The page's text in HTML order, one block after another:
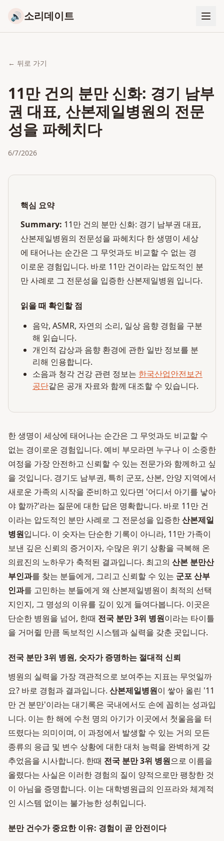
🔊 소리데이트
← 뒤로 가기
11만 건의 분만 신화: 경기 남부
권 대표, 산본제일병원의 전문
성을 파헤치다
6/7/2026
핵심 요약
Summary: 11만 건의 분만 신화: 경기 남부권 대표,
산본제일병원의 전문성을 파헤치다 한 생명이 세상
에 태어나는 순간은 그 무엇과도 비교할 수 없는 경
이로운 경험입니다. 바로 11만 건이라는 압도적인 분
만 사례로 그 전문성을 입증한 산본제일병원 입니다.
읽을 때 확인할 점
음악, ASMR, 자연의 소리, 일상 음향 경험을 구분
해 읽습니다.
개인적 감상과 음향 환경에 관한 일반 정보를 분
리해 인용합니다.
소음과 청각 건강 관련 정보는 한국산업안전보건
공단같은 공개 자료와 함께 대조할 수 있습니다.
한 생명이 세상에 태어나는 순간은 그 무엇과도 비교할 수
없는 경이로운 경험입니다. 예비 부모라면 누구나 이 소중한
여정을 가장 안전하고 신뢰할 수 있는 전문가와 함께하고 싶
을 것입니다. 경기도 남부권, 특히 군포, 산본, 안양 지역에서
새로운 가족의 시작을 준비하고 있다면 '어디서 아기를 낳아
야 할까?'라는 질문에 대한 답은 명확합니다. 바로 11만 건
이라는 압도적인 분만 사례로 그 전문성을 입증한산본제일
병원입니다. 이 숫자는 단순한 기록이 아니라, 11만 가족이
보낸 깊은 신뢰의 증거이자, 수많은 위기 상황을 극복해 온
의료진의 노하우가 축적된 결과입니다. 최고의 산본 분만산
부인과를 찾는 분들에게, 그리고 신뢰할 수 있는 군포 산부
인과를 고민하는 분들에게 왜 산본제일병원이 최적의 선택
지인지, 그 명성의 이유를 깊이 있게 들여다봅니다. 이곳은
단순한 병원을 넘어, 한때 전국 분만 3위 병원이라는 타이틀
을 거머쥘 만큼 독보적인 시스템과 실력을 갖춘 곳입니다.
전국 분만 3위 병원, 숫자가 증명하는 절대적 신뢰
병원의 실력을 가장 객관적으로 보여주는 지표는 무엇일까
요? 바로 경험과 결과입니다. 산본제일병원이 쌓아 올린 '11
만 건 분만'이라는 대기록은 국내에서도 손에 꼽히는 성과입
니다. 이는 한 해에 수천 명의 아기가 이곳에서 첫울음을 터
뜨렸다는 의미이며, 이 과정에서 발생할 수 있는 거의 모든
종류의 응급 및 변수 상황에 대한 대처 능력을 완벽하게 갖
추었음을 시사합니다. 한때 전국 분만 3위 병원으로 이름을
올렸다는 사실은 이러한 경험의 질이 양적으로만 팽창한 것
이 아님을 증명합니다. 이는 대학병원급의 인프라와 체계적
인 시스템 없이는 불가능한 성취입니다.
분만 건수가 중요한 이유: 경험이 곧 안전이다